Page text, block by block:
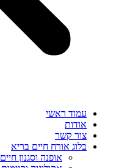
עמוד ראשי
אודות
צור קשר
בלוג אורח חיים בריא
אופנה וסגנון חיים